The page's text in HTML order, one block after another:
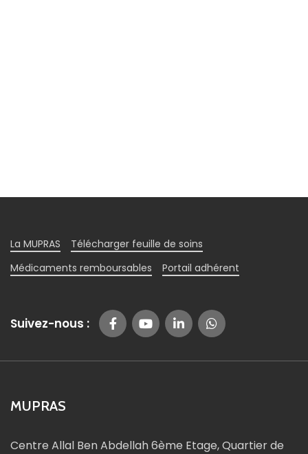
La MUPRAS
Télécharger feuille de soins
Médicaments remboursables
Portail adhérent
Suivez-nous :
MUPRAS
Centre Allal Ben Abdellah 6ème Etage, Quartier de